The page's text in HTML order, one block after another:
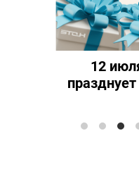
12 июля
празднует